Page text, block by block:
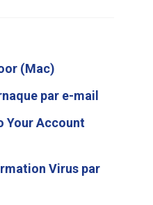
(Mac)
par e-mail
Your Account
Virus par